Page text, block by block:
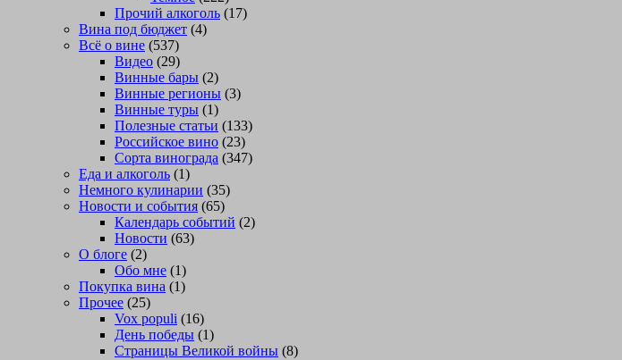
Прочий алкоголь (17)
Вина под бюджет (4)
Всё о вине (537)
Видео (29)
Винные бары (2)
Винные регионы (3)
Винные туры (1)
Полезные статьи (133)
Российское вино (23)
Сорта винограда (347)
Еда и алкоголь (1)
Немного кулинарии (35)
Новости и события (65)
Календарь событий (2)
Новости (63)
О блоге (2)
Обо мне (1)
Покупка вина (1)
Прочее (25)
Vox populi (16)
День победы (1)
Страницы Великой войны (8)